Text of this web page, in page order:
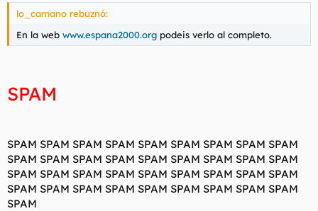
lo_camano rebuznó:
En la web www.espana2000.org podeis verlo al completo.
SPAM
SPAM SPAM SPAM SPAM SPAM SPAM SPAM SPAM SPAM
SPAM SPAM SPAM SPAM SPAM SPAM SPAM SPAM SPAM
SPAM SPAM SPAM SPAM SPAM SPAM SPAM SPAM SPAM
SPAM SPAM SPAM SPAM SPAM SPAM SPAM SPAM SPAM
SPAM